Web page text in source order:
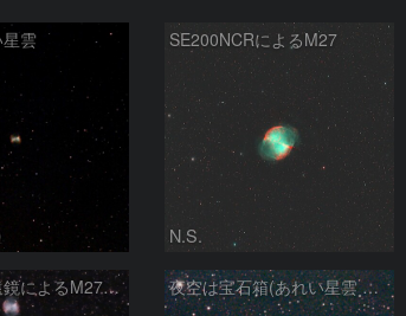
雲 SE200NCRによるM27
N.S.
スマート望遠鏡によるM27とM13 夜空は宝石箱(あれい星雲 M27) Seestar50